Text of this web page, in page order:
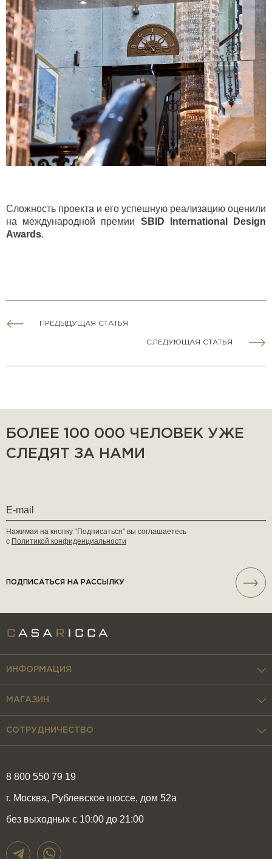
Сложность проекта и его успешную реализацию оценили
на международной премии SBID International
Design
Awards.
ПРЕДЫДУЩАЯ СТАТЬЯ
СЛЕДУЮЩАЯ СТАТЬЯ
БОЛЕЕ 100 000 ЧЕЛОВЕК УЖЕ
СЛЕДЯТ ЗА НАМИ
Нажимая на кнопку “Подписаться” вы соглашаетесь
с Политикой конфиденциальности
ПОДПИСАТЬСЯ НА РАССЫЛКУ
8 800 550 79 19
г. Москва, Рублевское шоссе, дом 52а
без выходных с 10:00 до 21:00
ИНФОРМАЦИЯ
МАГАЗИН
СОТРУДНИЧЕСТВО